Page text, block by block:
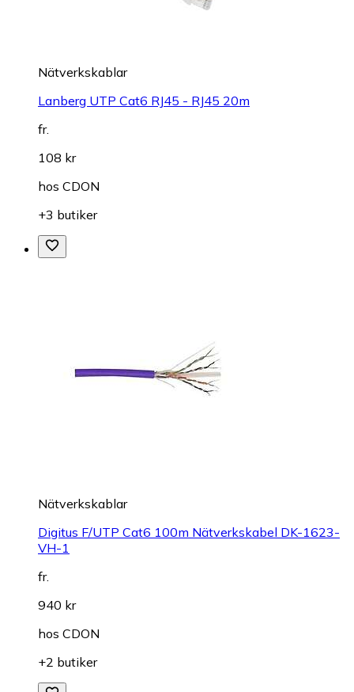
Nätverkskablar
Lanberg UTP Cat6 RJ45 - RJ45 20m
fr.
108 kr
hos CDON
+3 butiker
Nätverkskablar
Digitus F/UTP Cat6 100m Nätverkskabel DK-1623-
VH-1
fr.
940 kr
hos CDON
+2 butiker